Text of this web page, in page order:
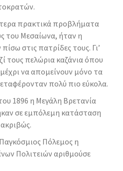
πρακτικά προβλήματα
του Μεσαίωνα, ήταν η
στις πατρίδες τους. Γι’
τους πελώρια καζάνια όπου
να απομείνουν μόνο τα
πολύ πιο εύκολα.
1896 η Μεγάλη Βρετανία
σε εμπόλεμη κατάσταση
Πόλεμος η
Πολιτειών αριθμούσε